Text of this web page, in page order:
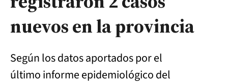
nuevos en la provincia
Según los datos aportados por el
último informe epidemiológico del